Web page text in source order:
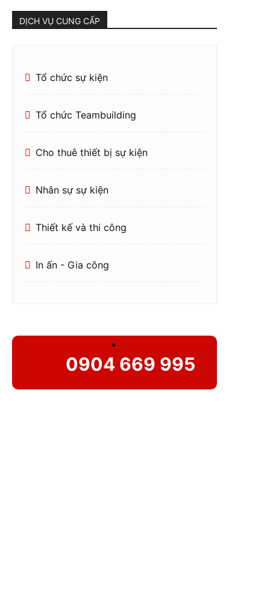
DỊCH VỤ CUNG CẤP
Tổ chức sự kiện
Tổ chức Teambuilding
Cho thuê thiết bị sự kiện
Nhân sự sự kiện
Thiết kế và thi công
In ấn - Gia công
0904 669 995